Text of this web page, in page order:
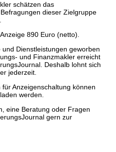
schätzen das
dieser Zielgruppe
890 Euro (netto).
Dienstleistungen geworben
und Finanzmakler erreicht
Deshalb lohnt sich
jederzeit.
Anzeigenschaltung können
werden.
eine Beratung oder Fragen
gern zur